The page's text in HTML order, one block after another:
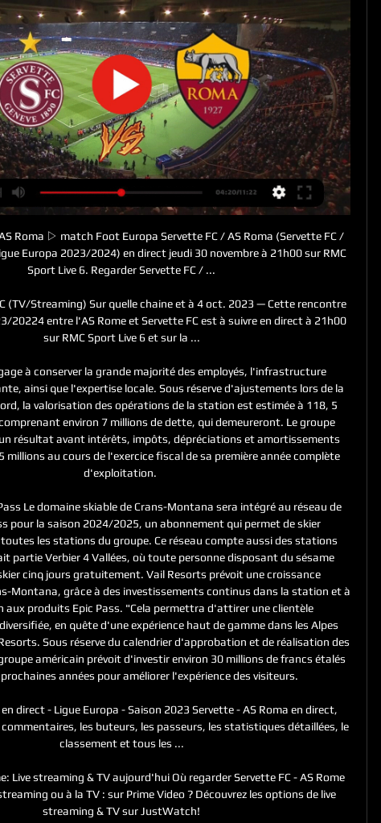
Roma ▷ match Foot Europa Servette FC / AS Roma (Servette FC /
Europa 2023/2024) en direct jeudi 30 novembre à 21h00 sur RMC
Sport Live 6. Regarder Servette FC / ...
(TV/Streaming) Sur quelle chaine et à 4 oct. 2023 — Cette rencontre
20224 entre l'AS Rome et Servette FC est à suivre en direct à 21h00
sur RMC Sport Live 6 et sur la ...
à conserver la grande majorité des employés, l'infrastructure
ainsi que l'expertise locale. Sous réserve d'ajustements lors de la
la valorisation des opérations de la station est estimée à 118, 5
environ 7 millions de dette, qui demeureront. Le groupe
résultat avant intérêts, impôts, dépréciations et amortissements
millions au cours de l'exercice fiscal de sa première année complète
d'exploitation.
Le domaine skiable de Crans-Montana sera intégré au réseau de
pour la saison 2024/2025, un abonnement qui permet de skier
les stations du groupe. Ce réseau compte aussi des stations
partie Verbier 4 Vallées, où toute personne disposant du sésame
cinq jours gratuitement. Vail Resorts prévoit une croissance
Montana, grâce à des investissements continus dans la station et à
aux produits Epic Pass. "Cela permettra d'attirer une clientèle
en quête d'une expérience haut de gamme dans les Alpes
Sous réserve du calendrier d'approbation et de réalisation des
américain prévoit d'investir environ 30 millions de francs étalés
années pour améliorer l'expérience des visiteurs.
direct - Ligue Europa - Saison 2023 Servette - AS Roma en direct,
commentaires, les buteurs, les passeurs, les statistiques détaillées, le
classement et tous les ...
Live streaming & TV aujourd'hui Où regarder Servette FC - AS Rome
ou à la TV : sur Prime Video ? Découvrez les options de live
streaming & TV sur JustWatch!